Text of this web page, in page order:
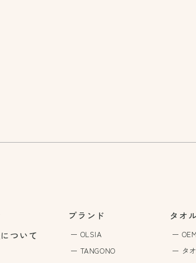
ついて
ブランド
OLSIA
TANGONO
タオ
タ